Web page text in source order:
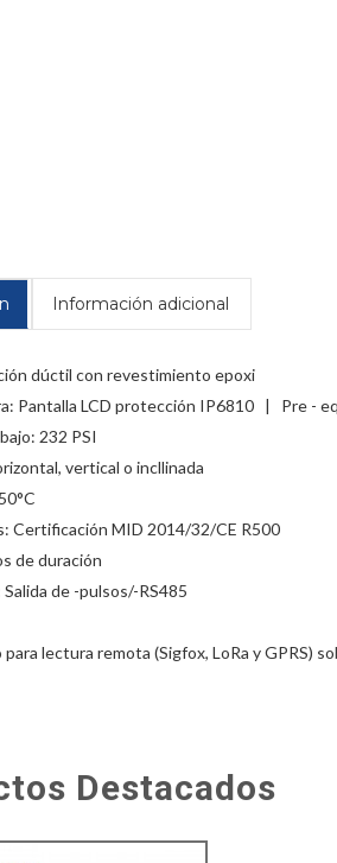
Información adicional
dúctil con revestimiento epoxi
Pantalla LCD protección IP6810 | Pre -
232 PSI
vertical o incllinada
Certificación MID 2014/32/CE R500
de duración
de -pulsos/-RS485
lectura remota (Sigfox, LoRa y GPRS)
Destacados